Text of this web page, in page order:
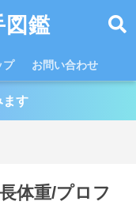
鑑
プ お問い合わせ
ます
体重/プロフ